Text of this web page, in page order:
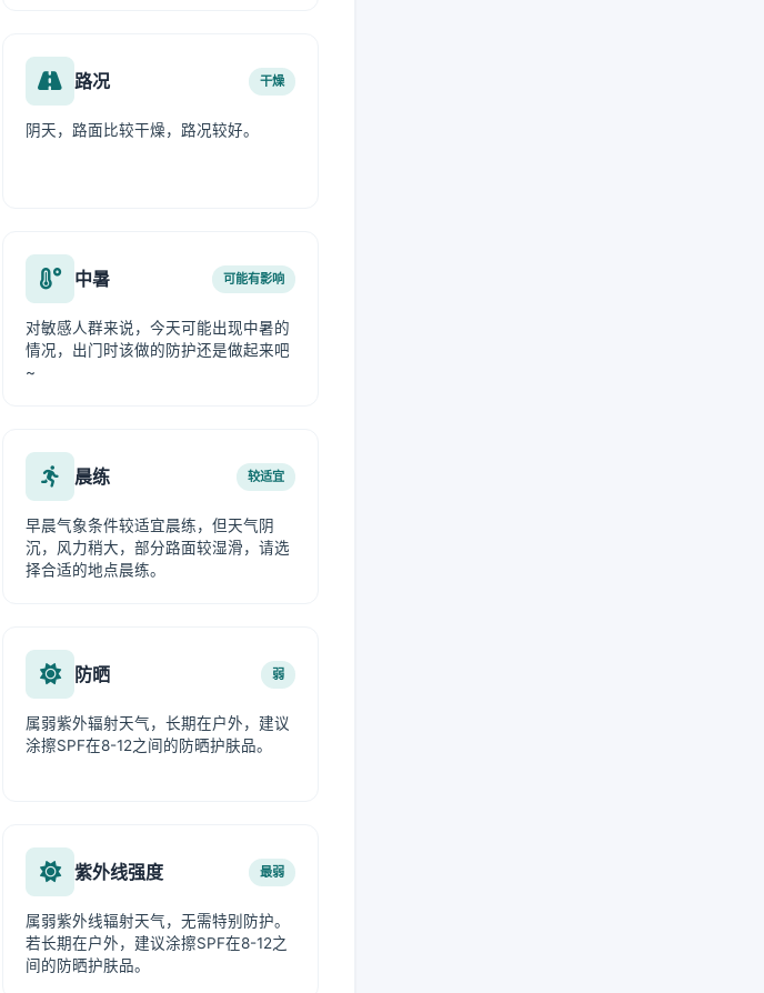
路况 干燥
阴天，路面比较干燥，路况较好。
中暑 可能有影响
对敏感人群来说，今天可能出现中暑的
情况，出门时该做的防护还是做起来吧
~
晨练 较适宜
早晨气象条件较适宜晨练，但天气阴
沉，风力稍大，部分路面较湿滑，请选
择合适的地点晨练。
防晒 弱
属弱紫外辐射天气，长期在户外，建议
涂擦SPF在8-12之间的防晒护肤品。
紫外线强度 最弱
属弱紫外线辐射天气，无需特别防护。
若长期在户外，建议涂擦SPF在8-12之
间的防晒护肤品。